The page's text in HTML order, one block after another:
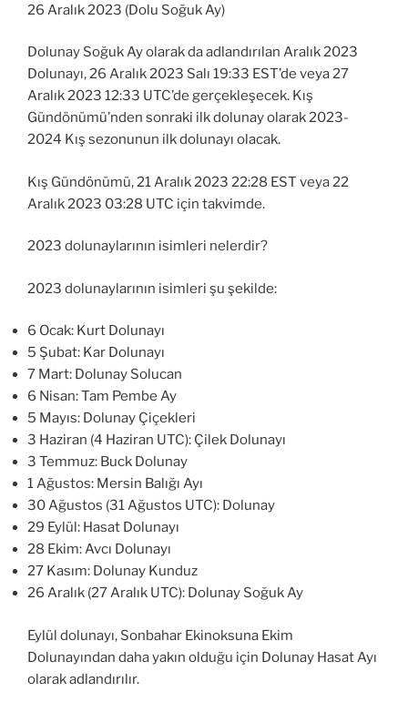
26 Aralık 2023 (Dolu Soğuk Ay)
Dolunay Soğuk Ay olarak da adlandırılan Aralık 2023
Dolunayı, 26 Aralık 2023 Salı 19:33 EST’de veya 27
Aralık 2023 12:33 UTC’de gerçekleşecek. Kış
Gündönümü’nden sonraki ilk dolunay olarak 2023-
2024 Kış sezonunun ilk dolunayı olacak.
Kış Gündönümü, 21 Aralık 2023 22:28 EST veya 22
Aralık 2023 03:28 UTC için takvimde.
2023 dolunaylarının isimleri nelerdir?
2023 dolunaylarının isimleri şu şekilde:
6 Ocak: Kurt Dolunayı
5 Şubat: Kar Dolunayı
7 Mart: Dolunay Solucan
6 Nisan: Tam Pembe Ay
5 Mayıs: Dolunay Çiçekleri
3 Haziran (4 Haziran UTC): Çilek Dolunayı
3 Temmuz: Buck Dolunay
1 Ağustos: Mersin Balığı Ayı
30 Ağustos (31 Ağustos UTC): Dolunay
29 Eylül: Hasat Dolunayı
28 Ekim: Avcı Dolunayı
27 Kasım: Dolunay Kunduz
26 Aralık (27 Aralık UTC): Dolunay Soğuk Ay
Eylül dolunayı, Sonbahar Ekinoksuna Ekim
Dolunayından daha yakın olduğu için Dolunay Hasat Ayı
olarak adlandırılır.